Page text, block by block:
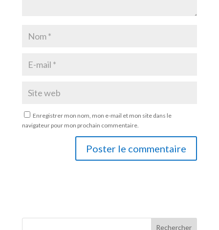
Enregistrer mon nom, mon e-mail et mon site dans le
navigateur pour mon prochain commentaire.